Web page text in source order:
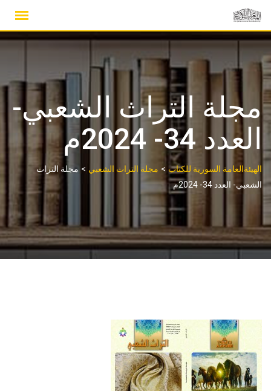
content
مجلة التراث الشعبي-
العدد 34- 2024م
الهيئةالعامة السورية للكتاب > مجلة التراث الشعبي >مجلة التراث
الشعبي- العدد 34- 2024م